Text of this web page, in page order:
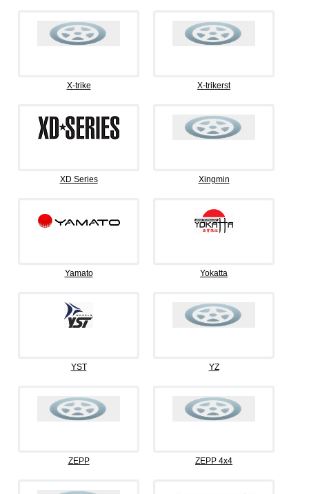
X-trike X-trikerst
XD Series Xingmin
Yamato Yokatta
YST YZ
ZEPP ZEPP 4x4